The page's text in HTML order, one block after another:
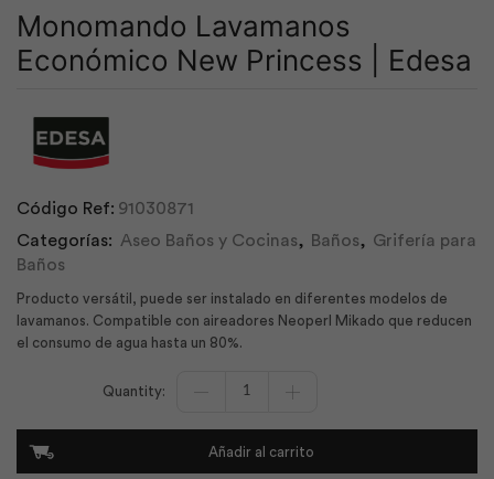
Monomando Lavamanos
Económico New Princess | Edesa
Código Ref: 91030871
Categorías: Aseo Baños y Cocinas, Baños, Grifería para
Baños
Producto versátil, puede ser instalado en diferentes modelos de
lavamanos. Compatible con aireadores Neoperl Mikado que reducen
el consumo de agua hasta un 80%.
Lavamanos
PrincessAñadir al carrito